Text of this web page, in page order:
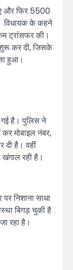
और फिर 5500
विधायक के कहने
ट्रांसफर की।
कर दी, जिसके
हुआ।
गई है। पुलिस ने
मोबाइल नंबर,
है। वहीं
रही है।
निशाना साधा
बिगड़ चुकी है
रहा है।